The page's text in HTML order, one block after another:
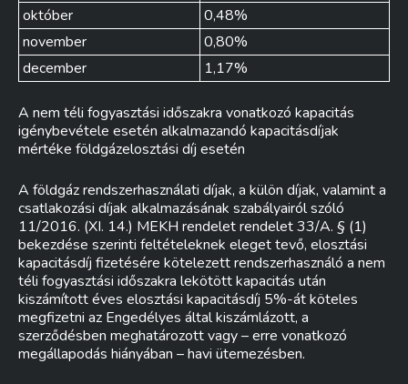
október
0,48%
november
0,80%
december
1,17%
A nem téli fogyasztási időszakra vonatkozó kapacitás
igénybevétele esetén alkalmazandó kapacitásdíjak
mértéke földgázelosztási díj esetén
A földgáz rendszerhasználati díjak, a külön díjak, valamint a
csatlakozási díjak alkalmazásának szabályairól szóló
11/2016. (XI. 14.) MEKH rendelet rendelet 33/A. § (1)
bekezdése szerinti feltételeknek eleget tevő, elosztási
kapacitásdíj fizetésére kötelezett rendszerhasználó a nem
téli fogyasztási időszakra lekötött kapacitás után
kiszámított éves elosztási kapacitásdíj 5%-át köteles
megfizetni az Engedélyes által kiszámlázott, a
szerződésben meghatározott vagy – erre vonatkozó
megállapodás hiányában – havi ütemezésben.